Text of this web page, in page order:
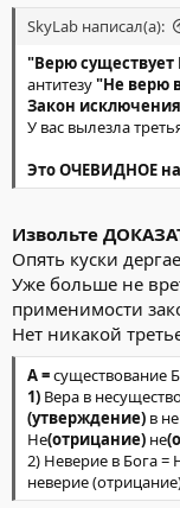
SkyLab написал(а):
"Верю существует
антитезу"Не верю
Закон
У вас вылезла
Это ОЧЕВИДНОЕ
Извольте
Опять куски
Уже больше не
применимости
Нет никакой
А =существование
1) Вера в
(утверждение) в
Не(отрицание) не
2) Неверие в Бога =
неверие